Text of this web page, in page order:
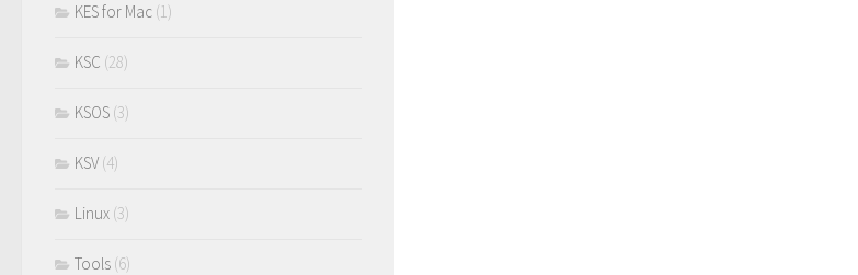
KES for Mac (1)
KSC (28)
KSOS (3)
KSV (4)
Linux (3)
Tools (6)